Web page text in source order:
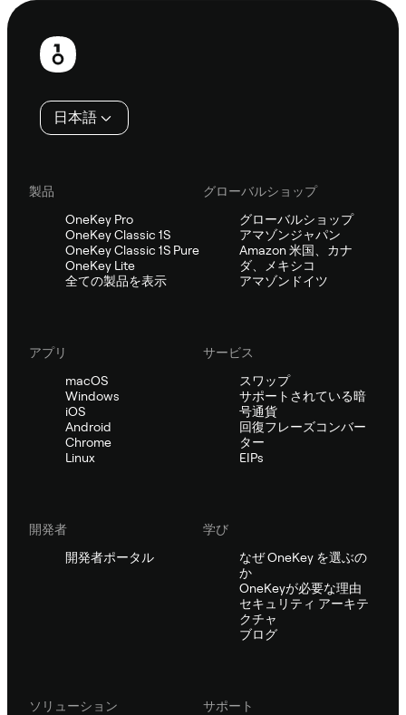
フ
日本語
製品
OneKey Pro
OneKey Classic 1S
OneKey Classic 1S Pure
OneKey Lite
全ての製品を表示
グローバルショップ
グローバルショップ
アマゾンジャパン
Amazon 米国、カナ
ダ、メキシコ
アマゾンドイツ
アプリ
macOS
Windows
iOS
Android
Chrome
Linux
サービス
スワップ
サポートされている暗
号通貨
回復フレーズコンバー
ター
EIPs
開発者
開発者ポータル
学び
なぜ OneKey を選ぶの
か
OneKeyが必要な理由
セキュリティ アーキテ
クチャ
ブログ
ソリューション
サポート